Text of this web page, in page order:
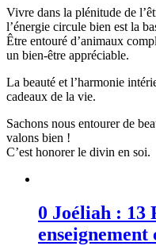
Vivre dans la plénitude de
l’énergie circule bien est la
Être entouré d’animaux
un bien-être appréciable.
La beauté et l’harmonie
cadeaux de la vie.
Sachons nous entourer de
valons bien !
C’est honorer le divin en soi.
0 Joéliah : 13
enseignement